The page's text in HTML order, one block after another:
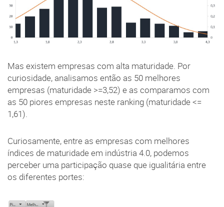
Mas existem empresas com alta maturidade. Por
curiosidade, analisamos então as 50 melhores
empresas (maturidade >=3,52) e as comparamos com
as 50 piores empresas neste ranking (maturidade <=
1,61).
Curiosamente, entre as empresas com melhores
índices de maturidade em indústria 4.0, podemos
perceber uma participação quase que igualitária entre
os diferentes portes: